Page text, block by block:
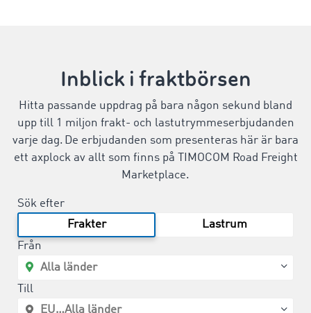
Inblick i fraktbörsen
Hitta passande uppdrag på bara någon sekund bland
upp till 1 miljon frakt- och lastutrymmeserbjudanden
varje dag. De erbjudanden som presenteras här är bara
ett axplock av allt som finns på TIMOCOM Road Freight
Marketplace.
Sök efter
Frakter
Lastrum
Från
Till